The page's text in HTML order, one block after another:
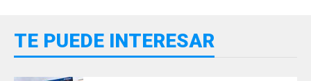
TE PUEDE INTERESAR